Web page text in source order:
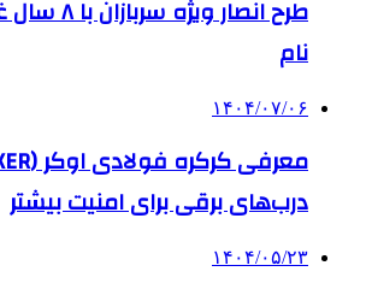
طرح انصار
نام
۱۴۰۴/۰۷/۰۶
درب‌های برقی برای امنیت بیشتر
۱۴۰۴/۰۵/۲۳